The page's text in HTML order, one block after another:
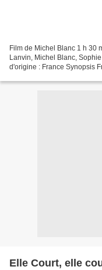
Film de Michel Blanc 1 h 30
Lanvin, Michel Blanc,
d'origine : France Synopsis
Elle Court, elle